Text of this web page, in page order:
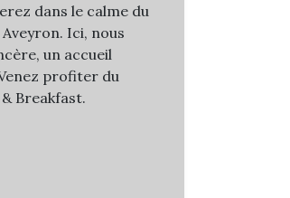
dans le calme du
Ici, nous
un accueil
profiter du
Breakfast.